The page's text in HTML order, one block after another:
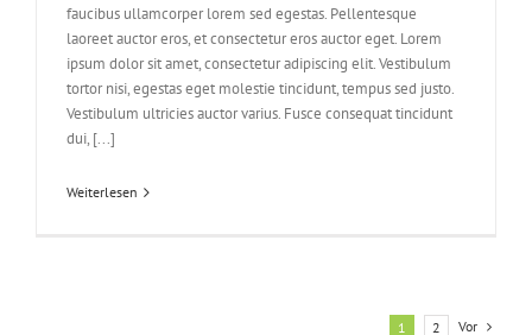
faucibus ullamcorper lorem sed egestas. Pellentesque
laoreet auctor eros, et consectetur eros auctor eget. Lorem
ipsum dolor sit amet, consectetur adipiscing elit. Vestibulum
tortor nisi, egestas eget molestie tincidunt, tempus sed justo.
Vestibulum ultricies auctor varius. Fusce consequat tincidunt
dui, [...]
Weiterlesen
1 2 Vor